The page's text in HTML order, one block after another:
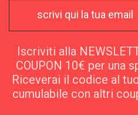
Iscriviti alla
COUPON 10€ per una
Riceverai il codice al
cumulabile con altri